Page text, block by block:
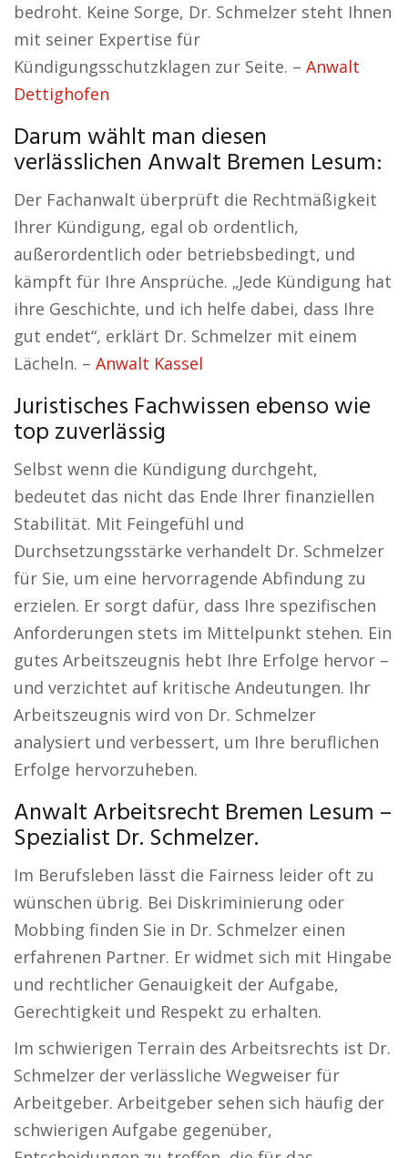
bedroht. Keine Sorge, Dr. Schmelzer steht Ihnen
mit seiner Expertise für
Kündigungsschutzklagen zur Seite. – Anwalt
Dettighofen
Darum wählt man diesen
verlässlichen Anwalt Bremen Lesum:
Der Fachanwalt überprüft die Rechtmäßigkeit
Ihrer Kündigung, egal ob ordentlich,
außerordentlich oder betriebsbedingt, und
kämpft für Ihre Ansprüche. „Jede Kündigung hat
ihre Geschichte, und ich helfe dabei, dass Ihre
gut endet“, erklärt Dr. Schmelzer mit einem
Lächeln. – Anwalt Kassel
Juristisches Fachwissen ebenso wie
top zuverlässig
Selbst wenn die Kündigung durchgeht,
bedeutet das nicht das Ende Ihrer finanziellen
Stabilität. Mit Feingefühl und
Durchsetzungsstärke verhandelt Dr. Schmelzer
für Sie, um eine hervorragende Abfindung zu
erzielen. Er sorgt dafür, dass Ihre spezifischen
Anforderungen stets im Mittelpunkt stehen. Ein
gutes Arbeitszeugnis hebt Ihre Erfolge hervor –
und verzichtet auf kritische Andeutungen. Ihr
Arbeitszeugnis wird von Dr. Schmelzer
analysiert und verbessert, um Ihre beruflichen
Erfolge hervorzuheben.
Anwalt Arbeitsrecht Bremen Lesum –
Spezialist Dr. Schmelzer.
Im Berufsleben lässt die Fairness leider oft zu
wünschen übrig. Bei Diskriminierung oder
Mobbing finden Sie in Dr. Schmelzer einen
erfahrenen Partner. Er widmet sich mit Hingabe
und rechtlicher Genauigkeit der Aufgabe,
Gerechtigkeit und Respekt zu erhalten.
Im schwierigen Terrain des Arbeitsrechts ist Dr.
Schmelzer der verlässliche Wegweiser für
Arbeitgeber. Arbeitgeber sehen sich häufig der
schwierigen Aufgabe gegenüber,